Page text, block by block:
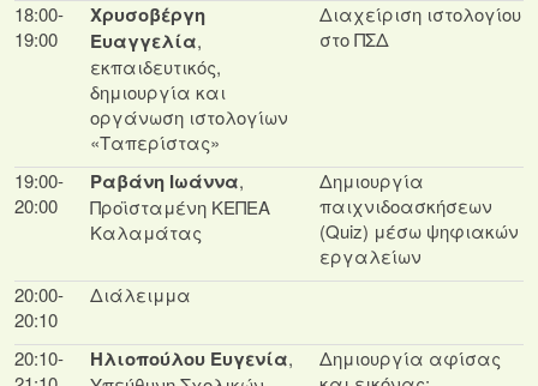
18:00-
19:00
Χρυσοβέργη
Ευαγγελία,
εκπαιδευτικός,
δημιουργία και
οργάνωση ιστολογίων
«Ταπερίστας»
Διαχείριση ιστολογίου
στο ΠΣΔ
19:00-
20:00
Ραβάνη Ιωάννα,
Προϊσταμένη ΚΕΠΕΑ
Καλαμάτας
Δημιουργία
παιχνιδοασκήσεων
(Quiz) μέσω ψηφιακών
εργαλείων
20:00-
20:10
Διάλειμμα
20:10-
Ηλιοπούλου Ευγενία,
Δημιουργία αφίσας